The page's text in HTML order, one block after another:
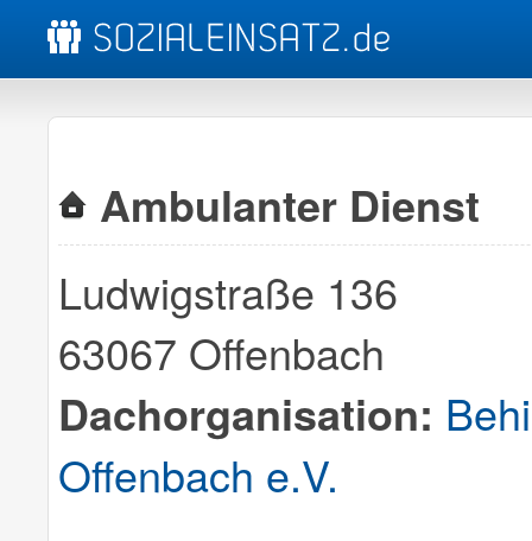
Ambulanter Dienst
Ludwigstraße 136
63067 Offenbach
Dachorganisation:
Offenbach e.V.